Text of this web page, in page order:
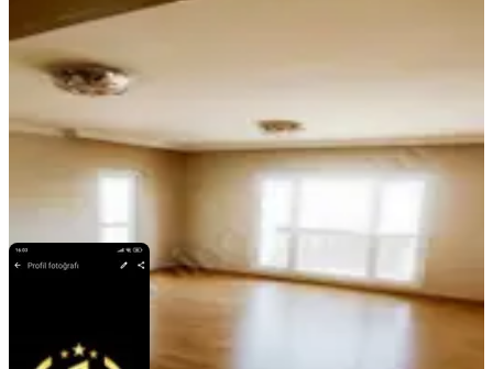
SD GAYRİMENKUL ŞULE DOLGUN